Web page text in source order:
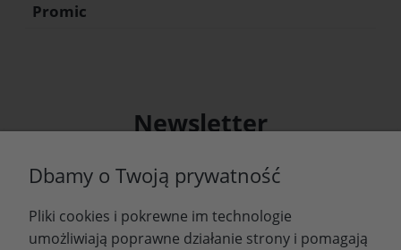
Promic
Newsletter
informacje o nowościach i promocjach.
Zapisz się
Dbamy o Twoją prywatność
Pliki cookies i pokrewne im technologie
umożliwiają poprawne działanie strony i pomagają